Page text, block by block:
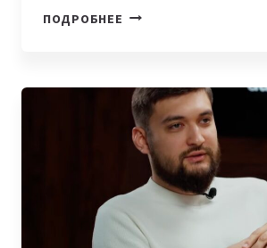
ПОДРОБНЕЕ СТАРТАП
000
ИВЕСТИЦИИ
ОТ
ALOQAVENTURES